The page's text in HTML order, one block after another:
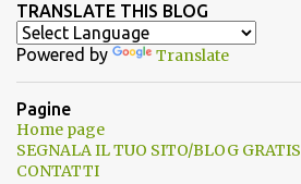
TRANSLATE THIS BLOG
Powered by Translate
Pagine
Home page
SEGNALA IL TUO SITO/BLOG GRATIS
CONTATTI